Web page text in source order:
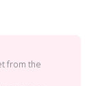
from the